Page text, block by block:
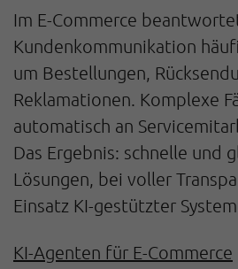
Im E-Commerce
Kundenkommunikation
um Bestellungen,
Reklamationen. Komplexe
automatisch an
Das Ergebnis: schnelle und
Lösungen, bei voller
Einsatz KI-gestützter
KI-Agenten für E-Commerce